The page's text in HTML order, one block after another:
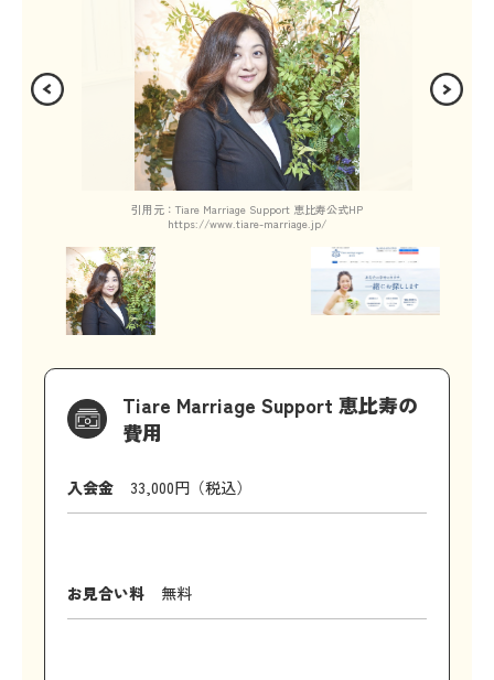
引用元：Tiare Marriage Support 恵比寿公式HP
https://www.tiare-marriage.jp/
Tiare Marriage Support 恵比寿の
費用
入会金 33,000円（税込）
お見合い料 無料